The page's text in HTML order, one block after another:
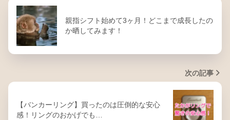
親指シフト始めて3ヶ月！どこまで成長したの
か晒してみます！
次の記事
【バンカーリング】買ったのは圧倒的な安心
感！リングのおかげでも…